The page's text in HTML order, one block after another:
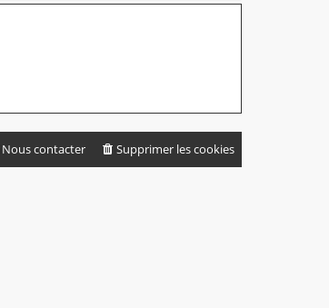
Supprimer les cookies
Nous contacter